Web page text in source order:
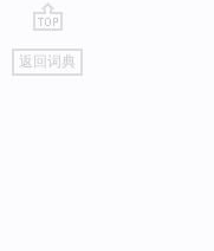
go
top
返回词典